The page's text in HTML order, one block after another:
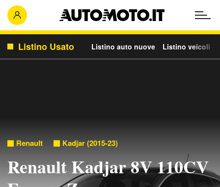
Listino Usato Listino auto nuove Listino veicoli
Renault Kadjar (2015-23)
Renault Kadjar 8V 110CV